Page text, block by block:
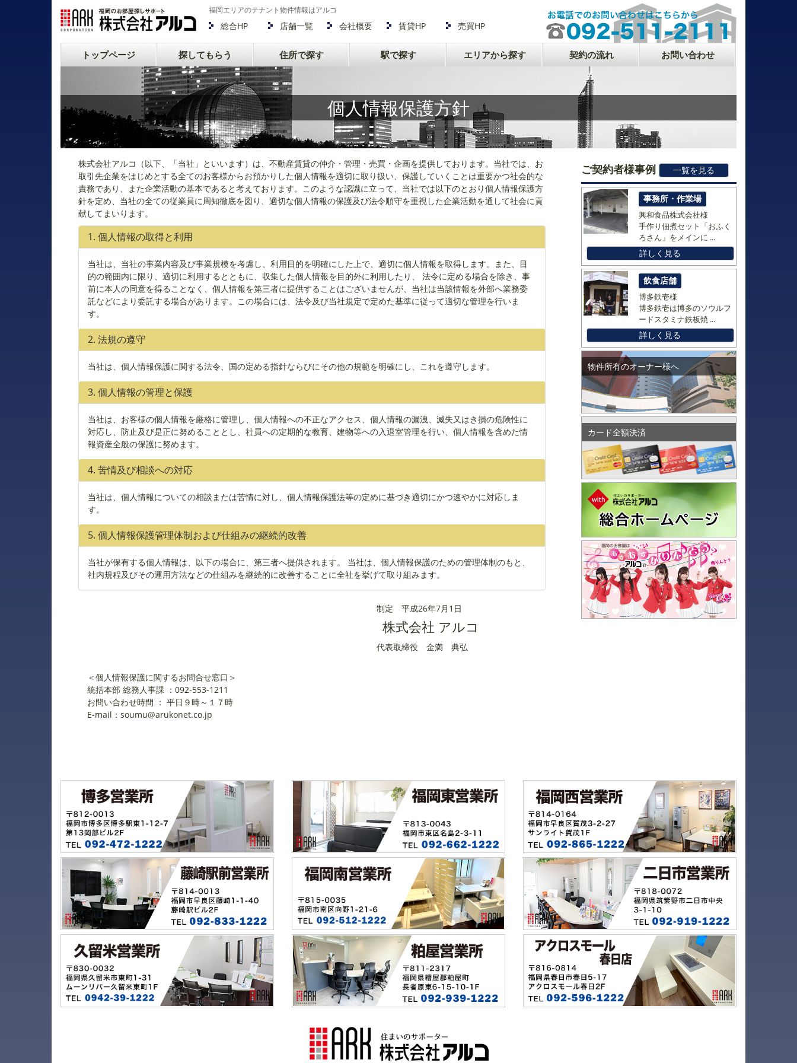
福岡エリアのテナント物件情報はアルコ
総合HP 店舗一覧 会社概要 賃貸HP 売買HP
トップページ 探してもらう 住所で探す 駅で探す エリアから探す 契約の流れ お問い合わせ
個人情報保護方針
株式会社アルコ（以下、「当社」といいます）は、不動産賃貸の仲介・管理・売買・企画を提供しております。当社では、お
取引先企業をはじめとする全てのお客様からお預かりした個人情報を適切に取り扱い、保護していくことは重要かつ社会的な
責務であり、また企業活動の基本であると考えております。このような認識に立って、当社では以下のとおり個人情報保護方
針を定め、当社の全ての従業員に周知徹底を図り、適切な個人情報の保護及び法令順守を重視した企業活動を通して社会に貢
献してまいります。
1. 個人情報の取得と利用
当社は、当社の事業内容及び事業規模を考慮し、利用目的を明確にした上で、適切に個人情報を取得します。また、目
的の範囲内に限り、適切に利用するとともに、収集した個人情報を目的外に利用したり、 法令に定める場合を除き、事
前に本人の同意を得ることなく、個人情報を第三者に提供することはございませんが、当社は当該情報を外部へ業務委
託などにより委託する場合があります。この場合には、法令及び当社規定で定めた基準に従って適切な管理を行いま
す。
2. 法規の遵守
当社は、個人情報保護に関する法令、国の定める指針ならびにその他の規範を明確にし、これを遵守します。
3. 個人情報の管理と保護
当社は、お客様の個人情報を厳格に管理し、個人情報への不正なアクセス、個人情報の漏洩、滅失又はき損の危険性に
対応し、防止及び是正に努めることとし、社員への定期的な教育、建物等への入退室管理を行い、個人情報を含めた情
報資産全般の保護に努めます。
4. 苦情及び相談への対応
当社は、個人情報についての相談または苦情に対し、個人情報保護法等の定めに基づき適切にかつ速やかに対応しま
す。
5. 個人情報保護管理体制および仕組みの継続的改善
当社が保有する個人情報は、以下の場合に、第三者へ提供されます。 当社は、個人情報保護のための管理体制のもと、
社内規程及びその運用方法などの仕組みを継続的に改善することに全社を挙げて取り組みます。
制定 平成26年7月1日
株式会社 アルコ
代表取締役 金満 典弘
＜個人情報保護に関するお問合せ窓口＞
統括本部 総務人事課 ：092-553-1211
お問い合わせ時間 ： 平日９時～１７時
E-mail：soumu@arukonet.co.jp
ご契約者様事例 一覧を見る
事務所・作業場
興和食品株式会社様
手作り佃煮セット「おふく
ろさん」をメインに ...
詳しく見る
飲食店舗
博多鉄壱様
博多鉄壱は博多のソウルフ
ードスタミナ鉄板焼 ...
詳しく見る
物件所有のオーナー様へ
カード全額決済